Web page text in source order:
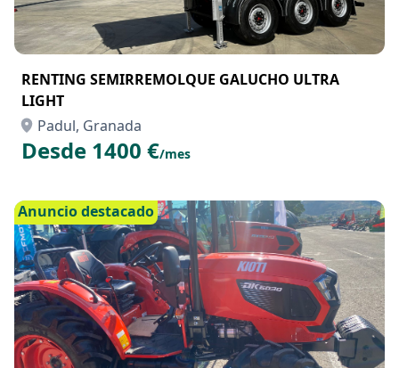
RENTING SEMIRREMOLQUE GALUCHO ULTRA
LIGHT
Padul, Granada
Desde 1400 €/mes
Anuncio destacado